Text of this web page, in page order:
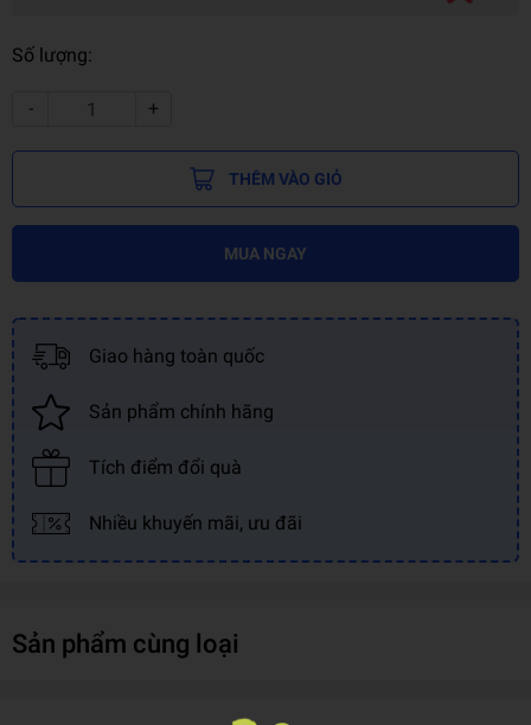
Số lượng:
- +
THÊM VÀO GIỎ
MUA NGAY
Giao hàng toàn quốc
Sản phẩm chính hãng
Tích điểm đổi quà
Nhiều khuyến mãi, ưu đãi
Sản phẩm cùng loại